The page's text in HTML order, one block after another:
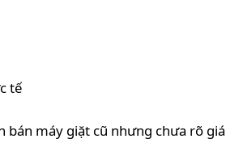
tế
bán máy giặt cũ nhưng chưa rõ giá